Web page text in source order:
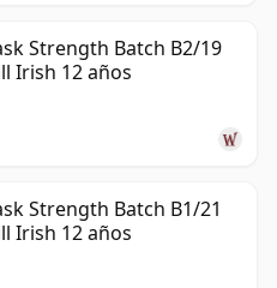
Strength Batch B2/19
Irish 12 años
Strength Batch B1/21
Irish 12 años